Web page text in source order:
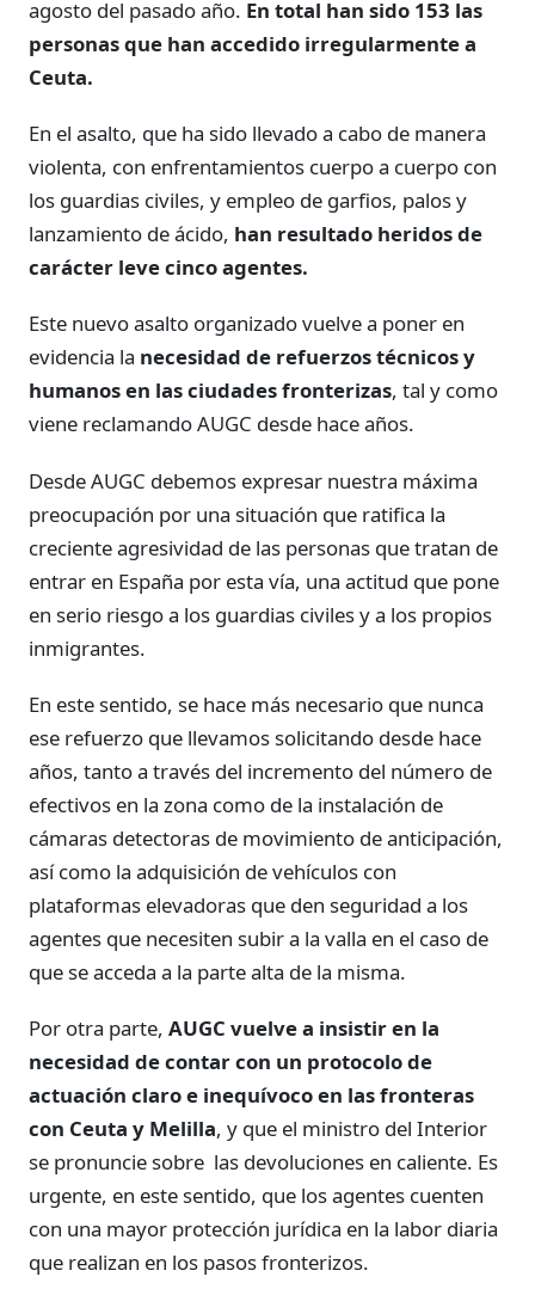
agosto del pasado año. En total han sido 153 las
personas que han accedido irregularmente a
Ceuta.
En el asalto, que ha sido llevado a cabo de manera
violenta, con enfrentamientos cuerpo a cuerpo con
los guardias civiles, y empleo de garfios, palos y
lanzamiento de ácido, han resultado heridos de
carácter leve cinco agentes.
Este nuevo asalto organizado vuelve a poner en
evidencia la necesidad de refuerzos técnicos y
humanos en las ciudades fronterizas, tal y como
viene reclamando AUGC desde hace años.
Desde AUGC debemos expresar nuestra máxima
preocupación por una situación que ratifica la
creciente agresividad de las personas que tratan de
entrar en España por esta vía, una actitud que pone
en serio riesgo a los guardias civiles y a los propios
inmigrantes.
En este sentido, se hace más necesario que nunca
ese refuerzo que llevamos solicitando desde hace
años, tanto a través del incremento del número de
efectivos en la zona como de la instalación de
cámaras detectoras de movimiento de anticipación,
así como la adquisición de vehículos con
plataformas elevadoras que den seguridad a los
agentes que necesiten subir a la valla en el caso de
que se acceda a la parte alta de la misma.
Por otra parte, AUGC vuelve a insistir en la
necesidad de contar con un protocolo de
actuación claro e inequívoco en las fronteras
con Ceuta y Melilla, y que el ministro del Interior
se pronuncie sobre las devoluciones en caliente. Es
urgente, en este sentido, que los agentes cuenten
con una mayor protección jurídica en la labor diaria
que realizan en los pasos fronterizos.